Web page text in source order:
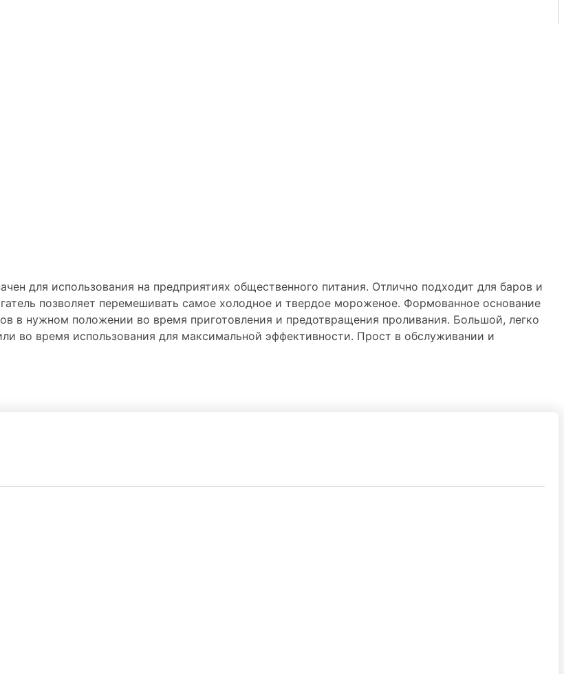
для использования на предприятиях общественного питания. Отлично подходит для баров и
позволяет перемешивать самое холодное и твердое мороженое. Формованное основание
в нужном положении во время приготовления и предотвращения проливания. Большой, легко
во время использования для максимальной эффективности. Прост в обслуживании и